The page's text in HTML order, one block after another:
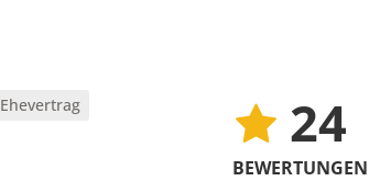
Ehevertrag
24
BEWERTUNGEN